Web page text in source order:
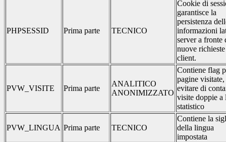
PHPSESSID Prima parte TECNICO
Cookie di
garantisce la
persistenza
informazioni
server a fronte
nuove
client.
PVW_VISITE Prima parte
ANALITICO
ANONIMIZZATO
Contiene flag
pagine visitate,
evitare di
visite doppie a
statistico
PVW_LINGUA Prima parte TECNICO
Contiene la
della lingua
impostata